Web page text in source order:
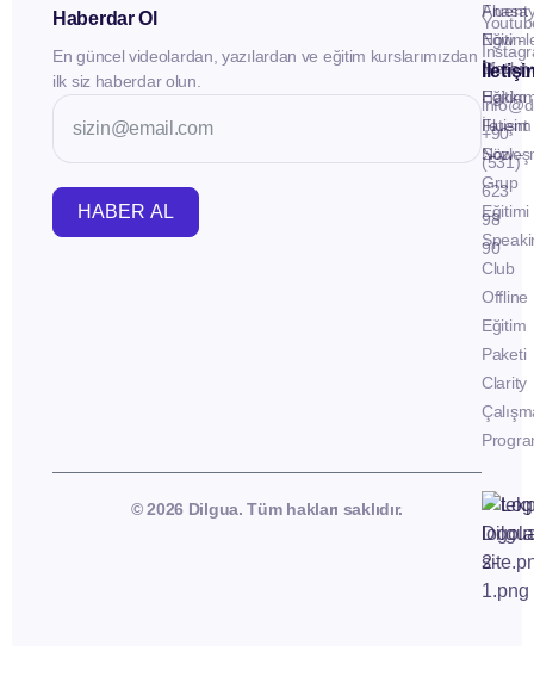
Haberdar Ol
En güncel videolardan, yazılardan ve eğitim kurslarımızdan
ilk siz haberdar olun.
HABER AL
İletişim
Fluent
Now -
Birebir
Eğitim
Fluent
Now -
Grup
Eğitimi
Club
Offline
Eğitim
Paketi
Clarity
+90
(531)
623
98
90
© 2026 Dilgua. Tüm hakları saklıdır.